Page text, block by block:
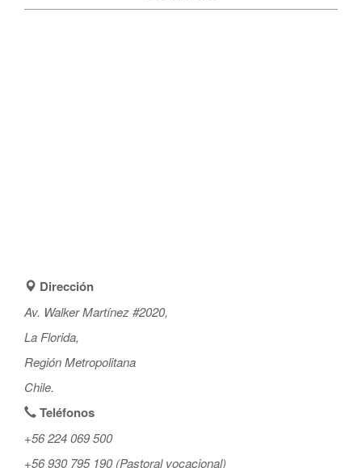
Dirección
Av. Walker Martínez #2020,
La Florida,
Región Metropolitana
Chile.
Teléfonos
+56 224 069 500
+56 930 795 190 (Pastoral vocacional)